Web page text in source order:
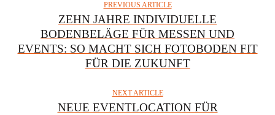
PREVIOUS ARTICLE
ZEHN JAHRE INDIVIDUELLE
BODENBELÄGE FÜR MESSEN UND
EVENTS: SO MACHT SICH FOTOBODEN FIT
FÜR DIE ZUKUNFT
NEXT ARTICLE
NEUE EVENTLOCATION FÜR